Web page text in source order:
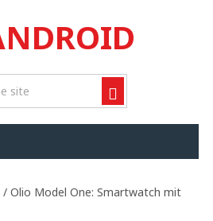
/ Olio Model One: Smartwatch mit